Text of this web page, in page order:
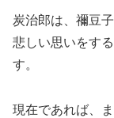
炭治郎は、禰豆
悲しい思いをす
す。
現在であれば、